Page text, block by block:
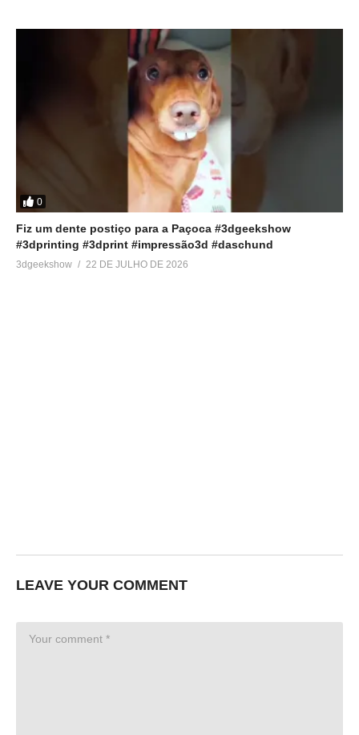
0
Fiz um dente postiço para a Paçoca #3dgeekshow
#3dprinting #3dprint #impressão3d #daschund
3dgeekshow 22 DE JULHO DE 2026
LEAVE YOUR COMMENT